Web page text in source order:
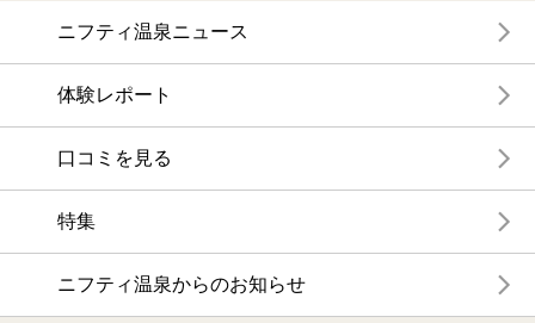
ニフティ温泉ニュース
体験レポート
口コミを見る
特集
ニフティ温泉からのお知らせ